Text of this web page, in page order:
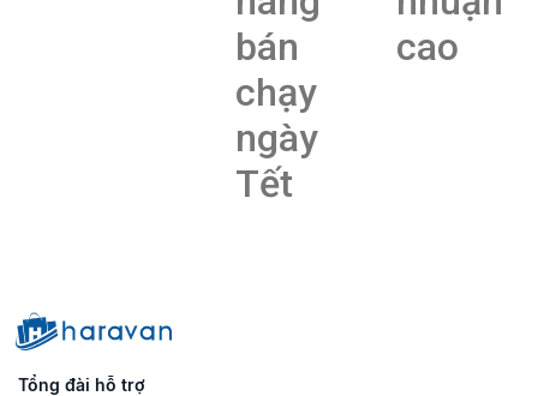
bán
chạy
ngày
Tết
cao
Tổng đài hỗ trợ